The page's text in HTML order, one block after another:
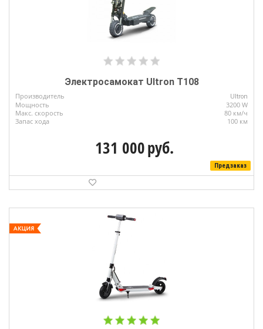
Электросамокат Ultron T108
Производитель Ultron
Мощность
3200 W
Макс. скорость
80 км/ч
Запас хода
100 км
131 000руб.
Предзаказ